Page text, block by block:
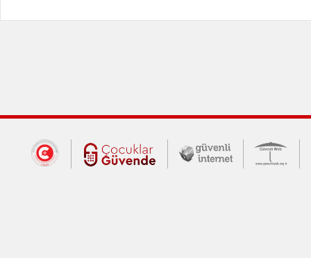
Dış Bağlantılar
Cumhurbaşkanlığı İletişim Merkezi
Çocuklar Güvende (yeni
Güvenli